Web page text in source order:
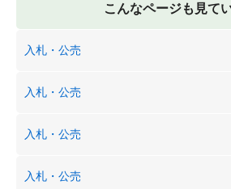
こんなページも見て
入札・公売
入札・公売
入札・公売
入札・公売